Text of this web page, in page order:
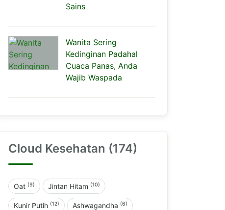
Sains
Wanita Sering
Kedinginan Padahal
Cuaca Panas, Anda
Wajib Waspada
Cloud Kesehatan (174)
Oat (9) Jintan Hitam (10)
Kunir Putih (12) Ashwagandha (6)